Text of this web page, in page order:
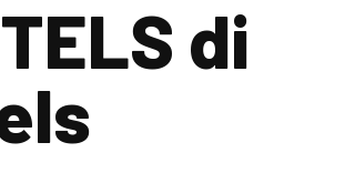
di